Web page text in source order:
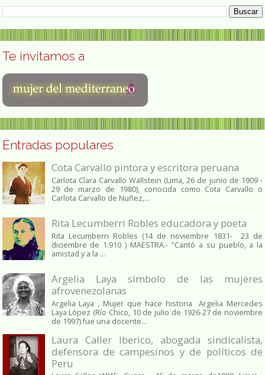
Te invitamos a
Entradas populares
Cota Carvallo pintora y escritora peruana
Carlota Clara Carvallo Wallstein (Lima, 26 de junio de 1909 -
29 de marzo de 1980), conocida como Cota Carvallo o
Carlota Carvallo de Nuñez,...
Rita Lecumberri Robles educadora y poeta
Rita Lecumberri Robles (14 de noviembre 1831- 23 de
diciembre de 1.910 ) MAESTRA.- "Cantó a su pueblo, a la
amistad y a la ...
Argelia Laya símbolo de las mujeres
afrovenezolanas
Argelia Laya , Mujer que hace historia Argelia Mercedes
Laya López (Río Chico, 10 de julio de 1926-27 de noviembre
de 1997) fue una docente...
Laura Caller Iberico, abogada sindicalista,
defensora de campesinos y de políticos de
Peru